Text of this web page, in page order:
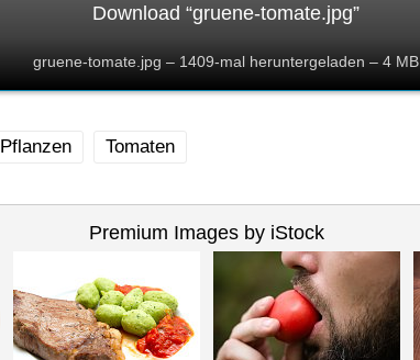
Download “gruene-tomate.jpg”
gruene-tomate.jpg – 1409-mal heruntergeladen – 4 MB
Pflanzen Tomaten
Premium Images by iStock